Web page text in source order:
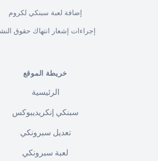
إضافة لعبة سبنكي لكروم
إجراءات إشعار انتهاك حقوق
خريطة الموقع
الرئيسية
سبنكي إنكريديبوكس
تعديل سبرونكي
لعبة سبرونكي